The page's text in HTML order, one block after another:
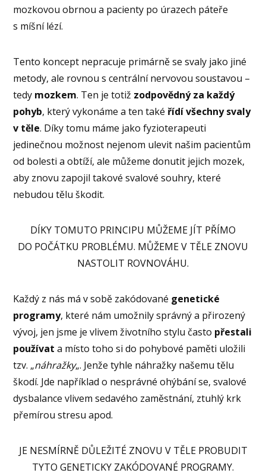
mozkovou obrnou a pacienty po úrazech páteře
s míšní lézí.
Tento koncept nepracuje primárně se svaly jako jiné
metody, ale rovnou s centrální nervovou soustavou –
tedy mozkem. Ten je totiž zodpovědný za každý
pohyb, který vykonáme a ten také řídí všechny svaly
v těle. Díky tomu máme jako fyzioterapeuti
jedinečnou možnost nejenom ulevit našim pacientům
od bolesti a obtíží, ale můžeme donutit jejich mozek,
aby znovu zapojil takové svalové souhry, které
nebudou tělu škodit.
DÍKY TOMUTO PRINCIPU MŮŽEME JÍT PŘÍMO
DO POČÁTKU PROBLÉMU. MŮŽEME V TĚLE ZNOVU
NASTOLIT ROVNOVÁHU.
Každý z nás má v sobě zakódované genetické
programy, které nám umožnily správný a přirozený
vývoj, jen jsme je vlivem životního stylu často přestali
používat a místo toho si do pohybové paměti uložili
tzv. „náhražky„. Jenže tyhle náhražky našemu tělu
škodí. Jde například o nesprávné ohýbání se, svalové
dysbalance vlivem sedavého zaměstnání, ztuhlý krk
přemírou stresu apod.
JE NESMÍRNĚ DŮLEŽITÉ ZNOVU V TĚLE PROBUDIT
TYTO GENETICKY ZAKÓDOVANÉ PROGRAMY.